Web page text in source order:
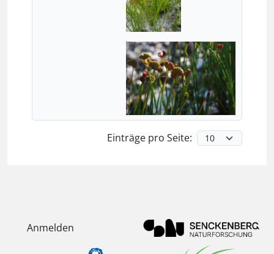
Einträge pro Seite:
Anmelden